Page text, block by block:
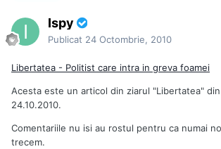
Ispy
Publicat 24 Octombrie, 2010
Libertatea - Politist care intra in greva foamei
Acesta este un articol din ziarul "Libertatea"
24.10.2010.
Comentariile nu isi au rostul pentru ca numai
trecem.